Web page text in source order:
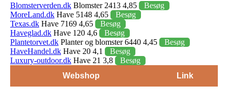
Blomsterverden.dk Blomster 2413 4,85
Besøg
MoreLand.dk Have 5148 4,65
Besøg
Texas.dk Have 7169 4,65
Besøg
Haveglad.dk Have 120 4,6
Besøg
Plantetorvet.dk Planter og blomster 6440 4,45
Besøg
HaveHandel.dk Have 20 4,1
Besøg
Luxury-outdoor.dk Have 21 3,8
Besøg
Webshop
Link